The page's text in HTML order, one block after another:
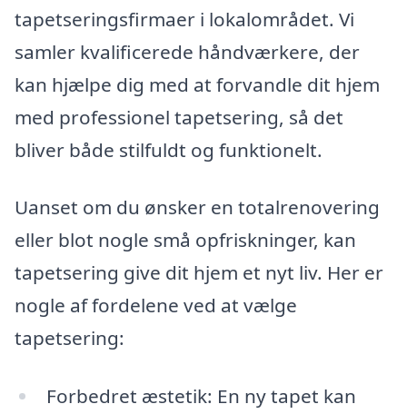
tapetseringsfirmaer i lokalområdet. Vi
samler kvalificerede håndværkere, der
kan hjælpe dig med at forvandle dit hjem
med professionel tapetsering, så det
bliver både stilfuldt og funktionelt.
Uanset om du ønsker en totalrenovering
eller blot nogle små opfriskninger, kan
tapetsering give dit hjem et nyt liv. Her er
nogle af fordelene ved at vælge
tapetsering:
Forbedret æstetik: En ny tapet kan